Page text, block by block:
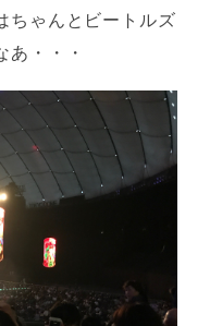
ちゃんとビートルズ
あ・・・